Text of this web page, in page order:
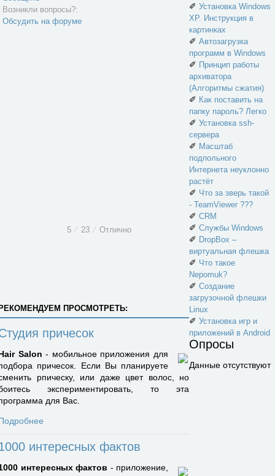
Возникли вопросы?:
Обсудить на форуме
5 ⁄ 23 ⁄ Отлично
ПРОСМОТРЕТЬ:
причесок
Salon - мобильное приложения для
причесок. Если Вы планируете
рпическу, или даже цвет волос, но
экспериментировать, то эта
для Вас.
интересных фактов
интересных фактов - приложение,
✐ Установка Windows
XP. Инструкция в
картинках
✐ Автозагрузка
программ в Windows
✐ Принцип работы
архиватора
(Алгоритмы сжатия)
✐ Как поставить на
папку пароль? Легко
✐ Установка ssh-
сервера
✐ Масштаб
подпольного
Интернета неуклонно
растёт
✐ Что за зверь такой
- TeamViewer ???
✐ CRM
✐ Службы Windows
✐ DropBox –
виртуальная флешка
✐ Что такое
Nepomuk?
✐ Создание
загрузочной флешки
Linux
✐ Установка игр и
приложений в Android
Опросы
Данные отсутствуют